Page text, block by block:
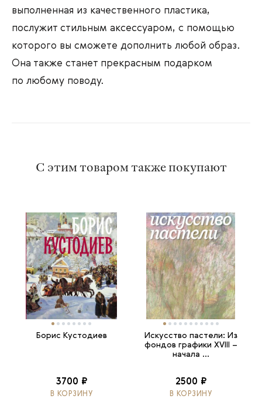
выполненная из качественного пластика,
послужит стильным аксессуаром, с помощью
которого вы сможете дополнить любой образ.
Она также станет прекрасным подарком
по любому поводу.
С этим товаром также покупают
Борис Кустодиев
3700 ₽
В КОРЗИНУ
Искусство пастели: Из
фондов графики XVIII –
начала ...
2500 ₽
В КОРЗИНУ